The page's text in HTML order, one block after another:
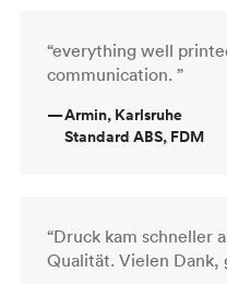
“everything well
communication. ”
—Armin, Karlsruhe
Standard ABS, FDM
“Druck kam schneller
Qualität. Vielen Dank,